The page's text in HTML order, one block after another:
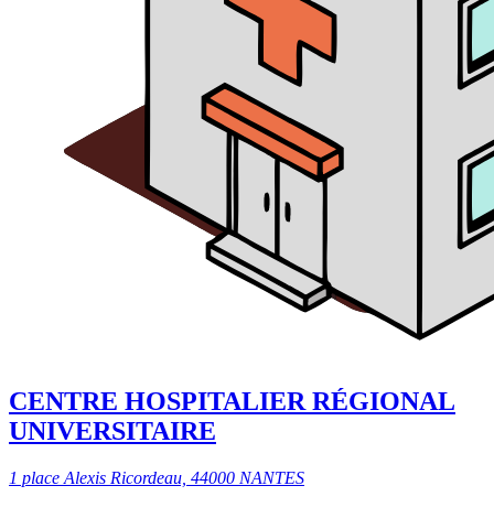
CENTRE HOSPITALIER RÉGIONAL
UNIVERSITAIRE
1 place Alexis Ricordeau, 44000 NANTES